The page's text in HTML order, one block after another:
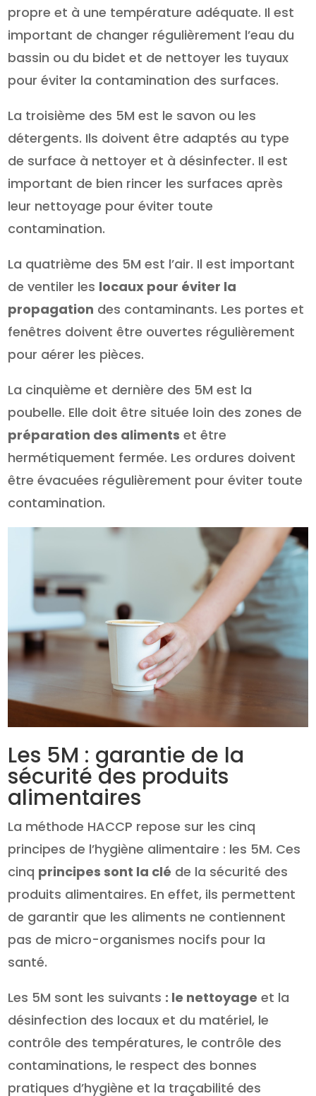
propre et à une température adéquate. Il est
important de changer régulièrement l’eau du
bassin ou du bidet et de nettoyer les tuyaux
pour éviter la contamination des surfaces.
La troisième des 5M est le savon ou les
détergents. Ils doivent être adaptés au type
de surface à nettoyer et à désinfecter. Il est
important de bien rincer les surfaces après
leur nettoyage pour éviter toute
contamination.
La quatrième des 5M est l’air. Il est important
de ventiler les locaux pour éviter la
propagation des contaminants. Les portes et
fenêtres doivent être ouvertes régulièrement
pour aérer les pièces.
La cinquième et dernière des 5M est la
poubelle. Elle doit être située loin des zones de
préparation des aliments et être
hermétiquement fermée. Les ordures doivent
être évacuées régulièrement pour éviter toute
contamination.
Les 5M : garantie de la
sécurité des produits
alimentaires
La méthode HACCP repose sur les cinq
principes de l’hygiène alimentaire : les 5M. Ces
cinq principes sont la clé de la sécurité des
produits alimentaires. En effet, ils permettent
de garantir que les aliments ne contiennent
pas de micro-organismes nocifs pour la
santé.
Les 5M sont les suivants : le nettoyage et la
désinfection des locaux et du matériel, le
contrôle des températures, le contrôle des
contaminations, le respect des bonnes
pratiques d’hygiène et la traçabilité des